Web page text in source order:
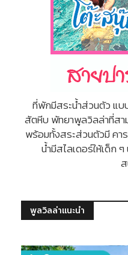
ที่พักมีสระน้ำส่วนตัว แ
สัตหีบ พัทยาพูลวิลล่าที่สา
พร้อมทั้งสระส่วนตัวมี คา
น้ำมีสไลเดอร์ให้เด็ก
พูลวิลล่าแนะนำ